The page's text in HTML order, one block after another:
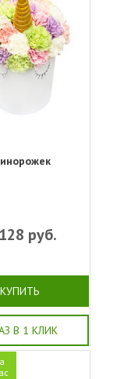
руб.
КУПИТЬ
В 1 КЛИК